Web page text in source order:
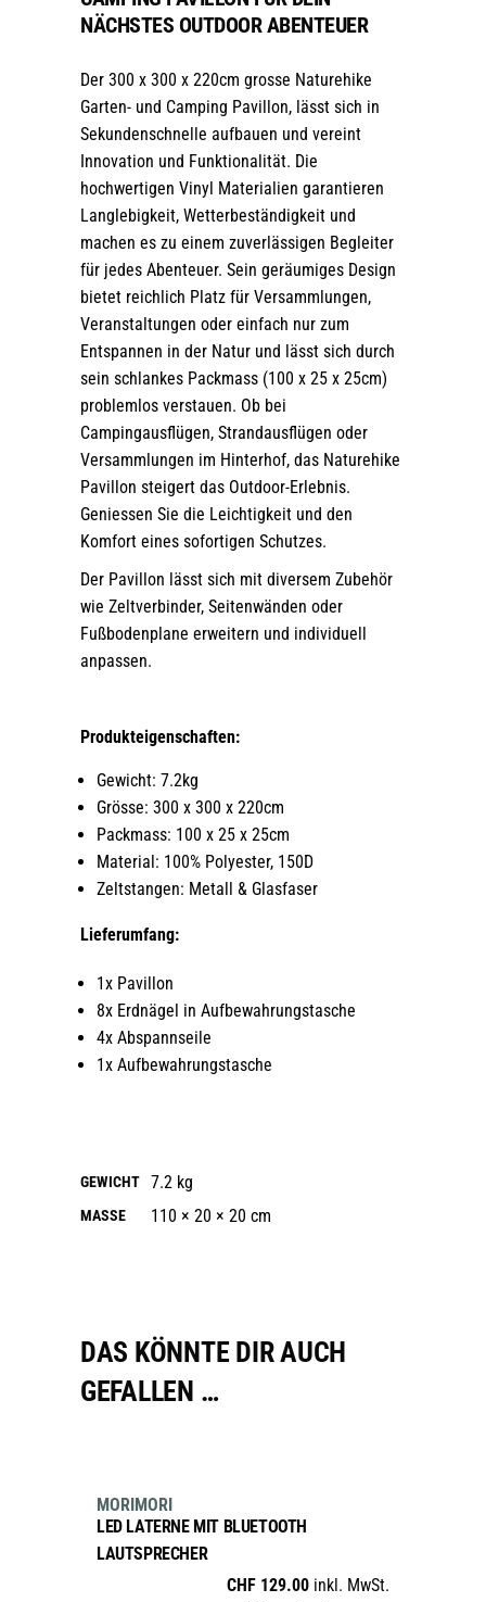
NÄCHSTES OUTDOOR ABENTEUER
Der 300 x 300 x 220cm grosse Naturehike
Garten- und Camping Pavillon, lässt sich in
Sekundenschnelle aufbauen und vereint
Innovation und Funktionalität. Die
hochwertigen Vinyl Materialien garantieren
Langlebigkeit, Wetterbeständigkeit und
machen es zu einem zuverlässigen Begleiter
für jedes Abenteuer. Sein geräumiges Design
bietet reichlich Platz für Versammlungen,
Veranstaltungen oder einfach nur zum
Entspannen in der Natur und lässt sich durch
sein schlankes Packmass (100 x 25 x 25cm)
problemlos verstauen. Ob bei
Campingausflügen, Strandausflügen oder
Versammlungen im Hinterhof, das Naturehike
Pavillon steigert das Outdoor-Erlebnis.
Geniessen Sie die Leichtigkeit und den
Komfort eines sofortigen Schutzes.
Der Pavillon lässt sich mit diversem Zubehör
wie Zeltverbinder, Seitenwänden oder
Fußbodenplane erweitern und individuell
anpassen.
Produkteigenschaften:
Gewicht: 7.2kg
Grösse: 300 x 300 x 220cm
Packmass: 100 x 25 x 25cm
Material: 100% Polyester, 150D
Zeltstangen: Metall & Glasfaser
Lieferumfang:
1x Pavillon
8x Erdnägel in Aufbewahrungstasche
4x Abspannseile
1x Aufbewahrungstasche
GEWICHT 7.2 kg
MASSE 110 × 20 × 20 cm
DAS KÖNNTE DIR AUCH
GEFALLEN …
sale
weist
Varianten
LED LATERNE MIT BLUETOOTH
LAUTSPRECHER
CHF 129.00 inkl. MwSt.
MORIMORI